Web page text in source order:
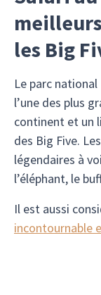
les Big
Le parc
l’une des plus
continent et un
des Big Five.
légendaires à
l’éléphant, le
Il est aussi
incontournable